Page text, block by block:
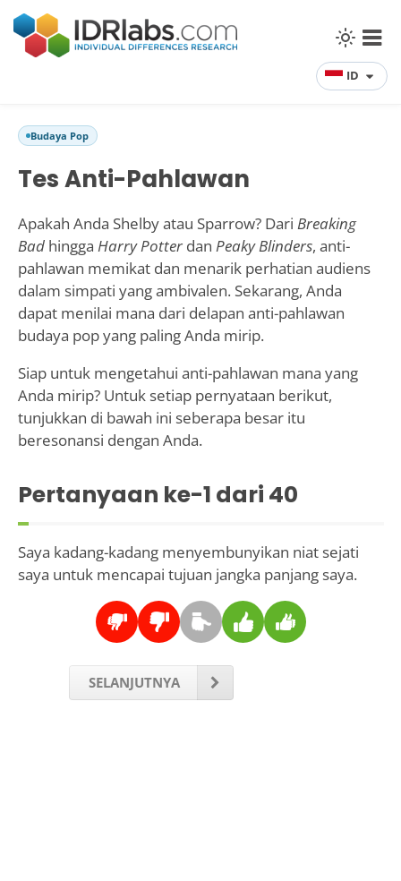
ID
Budaya Pop
Tes Anti-Pahlawan
Apakah Anda Shelby atau Sparrow? Dari Breaking
Badhingga Harry Potterdan Peaky Blinders, anti-
pahlawan memikat dan menarik perhatian audiens
dalam simpati yang ambivalen. Sekarang, Anda
dapat menilai mana dari delapan anti-pahlawan
budaya pop yang paling Anda mirip.
Siap untuk mengetahui anti-pahlawan mana yang
Anda mirip? Untuk setiap pernyataan berikut,
tunjukkan di bawah ini seberapa besar itu
beresonansi dengan Anda.
Pertanyaan ke-1 dari 40
Saya kadang-kadang menyembunyikan niat sejati
saya untuk mencapai tujuan jangka panjang saya.
SELANJUTNYA